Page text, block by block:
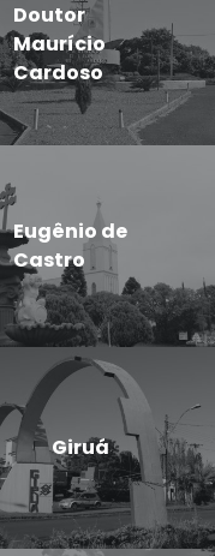
Doutor
Maurício
Cardoso
Eugênio de
Castro
Giruá